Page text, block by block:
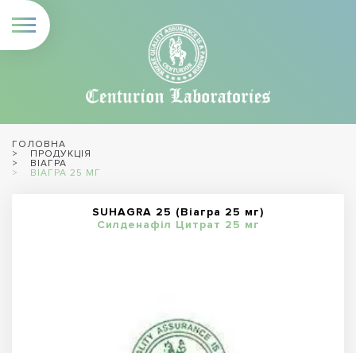
ГОЛОВНА
ПРОДУКЦІЯ
ВІАГРА
ВІАГРА 25 МГ
SUHAGRA 25 (Віагра 25 мг)
Силденафіл Цитрат 25 мг